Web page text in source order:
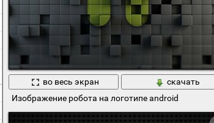
во весь экран
скачать
Изображение робота на логотипе android